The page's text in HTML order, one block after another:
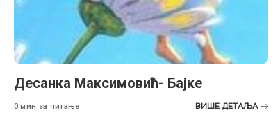
Десанка Максимовић- Бајке
0 мин за читање ВИШЕ ДЕТАЉА